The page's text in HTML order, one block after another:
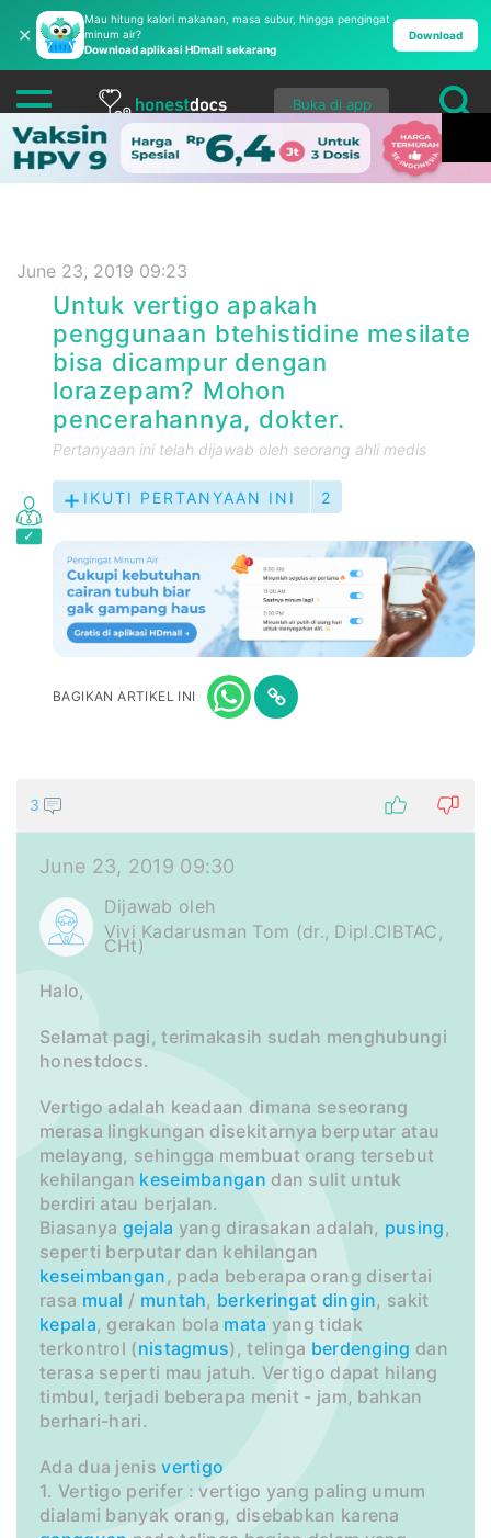
✕
Mau hitung kalori makanan, masa subur, hingga pengingat
minum air?
Download aplikasi HDmall sekarang
Download
Buka di app
June 23, 2019 09:23
Untuk vertigo apakah
penggunaan btehistidine mesilate
bisa dicampur dengan
lorazepam? Mohon
pencerahannya, dokter.
Pertanyaan ini telah dijawab oleh seorang ahli medis
IKUTI PERTANYAAN INI 2
BAGIKAN ARTIKEL INI
3
June 23, 2019 09:30
Dijawab oleh
Vivi Kadarusman Tom (dr., Dipl.CIBTAC,
CHt)
Halo,
Selamat pagi, terimakasih sudah menghubungi
honestdocs.
Vertigo adalah keadaan dimana seseorang
merasa lingkungan disekitarnya berputar atau
melayang, sehingga membuat orang tersebut
kehilangan keseimbangan dan sulit untuk
berdiri atau berjalan.
Biasanya gejala yang dirasakan adalah, pusing ,
seperti berputar dan kehilangan
keseimbangan , pada beberapa orang disertai
rasa mual / muntah, berkeringat dingin, sakit
kepala, gerakan bola mata yang tidak
terkontrol (nistagmus), telinga berdenging dan
terasa seperti mau jatuh. Vertigo dapat hilang
timbul, terjadi beberapa menit - jam, bahkan
berhari-hari.
Ada dua jenisvertigo
1. Vertigo perifer : vertigo yang paling umum
dialami banyak orang, disebabkan karena